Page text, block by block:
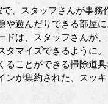
、スタッフさんが事務
や遊んだりできる部屋に
ドは、スタッフさんが
タマイズできるように。
ることができる掃除道
ンが集約された、スッ